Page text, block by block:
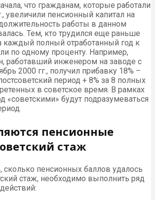
что гражданам, которые работали
увеличили пенсионный капитал на
работы в данном
Тем, кто трудился еще раньше
каждый полный отработанный год к
по одному проценту. Например,
работавший инженером на заводе с
2000 гг., получил прибавку 18% –
период + 8% за 8 полных
в советское время. В рамках
«советскими» будут подразумеваться
пенсионные
стаж
сколько пенсионных баллов удалось
стаж, необходимо выполнить ряд